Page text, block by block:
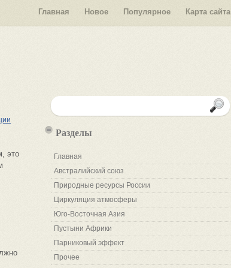
Главная Новое Популярное Карта сайта
это
Разделы
Главная
Австралийский союз
Природные ресурсы России
Циркуляция атмосферы
Юго-Восточная Азия
Пустыни Африки
Парниковый эффект
Прочее